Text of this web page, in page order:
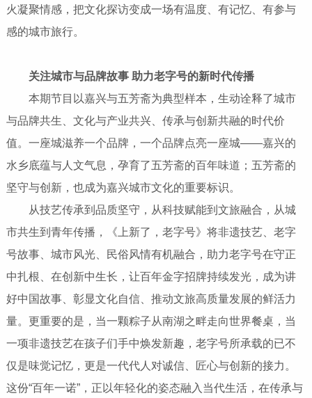
火凝聚情感，把文化探访变成一场有温度、有记忆、有参与
感的城市旅行。
关注城市与品牌故事 助力老字号的新时代传播
本期节目以嘉兴与五芳斋为典型样本，生动诠释了城市
与品牌共生、文化与产业共兴、传承与创新共融的时代价
值。一座城滋养一个品牌，一个品牌点亮一座城——嘉兴的
水乡底蕴与人文气息，孕育了五芳斋的百年味道；五芳斋的
坚守与创新，也成为嘉兴城市文化的重要标识。
从技艺传承到品质坚守，从科技赋能到文旅融合，从城
市共生到青年传播，《上新了，老字号》将非遗技艺、老字
号故事、城市风光、民俗风情有机融合，助力老字号在守正
中扎根、在创新中生长，让百年金字招牌持续发光，成为讲
好中国故事、彰显文化自信、推动文旅高质量发展的鲜活力
量。更重要的是，当一颗粽子从南湖之畔走向世界餐桌，当
一项非遗技艺在孩子们手中焕发新趣，老字号所承载的已不
仅是味觉记忆，更是一代代人对诚信、匠心与创新的接力。
这份“百年一诺”，正以年轻化的姿态融入当代生活，在传承与